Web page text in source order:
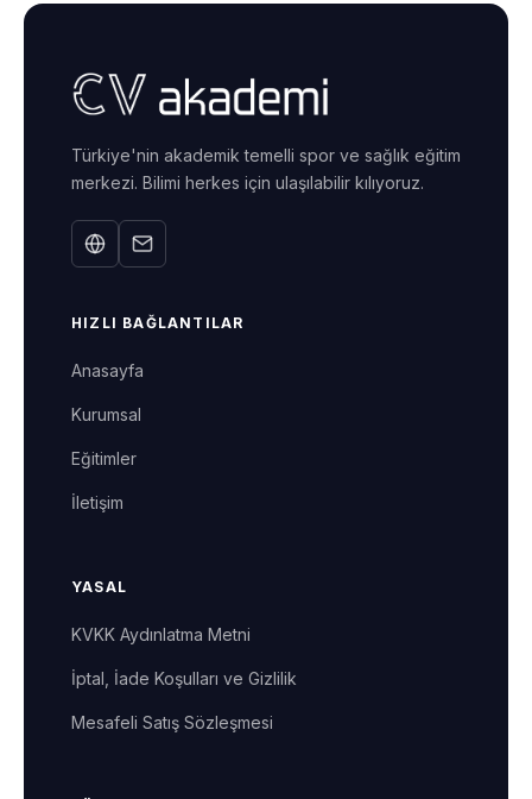
Türkiye'nin akademik temelli spor ve sağlık eğitim
merkezi. Bilimi herkes için ulaşılabilir kılıyoruz.
HIZLI BAĞLANTILAR
Anasayfa
Kurumsal
Eğitimler
İletişim
YASAL
KVKK Aydınlatma Metni
İptal, İade Koşulları ve Gizlilik
Mesafeli Satış Sözleşmesi